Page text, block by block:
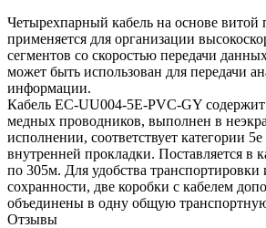
Четырехпарный кабель на основе витой
применяется для организации
сегментов со скоростью передачи
может быть использован для передачи
информации.
Кабель EC-UU004-5E-PVC-GY
медных проводников, выполнен в
исполнении, соответствует категории
внутренней прокладки. Поставляется в
по 305м. Для удобства
сохранности, две коробки с кабелем
объединены в одну общую
Отзывы